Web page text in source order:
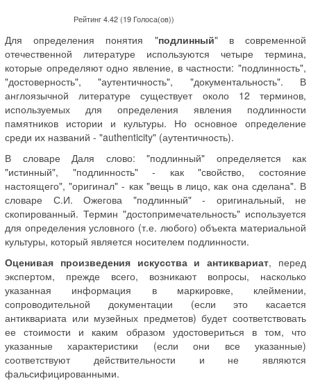
Рейтинг 4.42 (19 Голоса(ов))
Для определения понятия "подлинный" в современной
отечественной литературе используются четыре термина,
которые определяют одно явление, в частности: "подлинность",
"достоверность", "аутентичность", "документальность". В
англоязычной литературе существует около 12 терминов,
используемых для определения явления подлинности
памятников истории и культуры. Но основное определение
среди их названий - "authenticity" (аутентичность).
В словаре Даля слово: "подлинный" определяется как
"истинный", "подлинность" - как "свойство, состояние
настоящего", "оригинал" - как "вещь в лицо, как она сделана". В
словаре С.И. Ожегова "подлинный" - оригинальный, не
скопированный. Термин "достопримечательность" используется
для определения условного (т.е. любого) объекта материальной
культуры, который является носителем подлинности.
Оценивая произведения искусства и антиквариат, перед
экспертом, прежде всего, возникают вопросы, насколько
указанная информация в маркировке, клеймении,
сопроводительной документации (если это касается
антиквариата или музейных предметов) будет соответствовать
ее стоимости и каким образом удостовериться в том, что
указанные характеристики (если они все указанные)
соответствуют действительности и не являются
фальсифицированными.